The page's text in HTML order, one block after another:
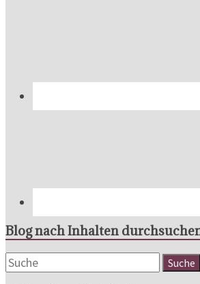
Blog nach Inhalten